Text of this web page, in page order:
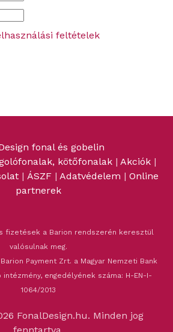
feltételek
fonal és gobelin
kötőfonalak| Akciók|
| ÁSZF | Adatvédelem | Online
partnerek
fizetések a Barion rendszerén keresztül
valósulnak meg.
Payment Zrt. a Magyar Nemzeti Bank
engedélyének száma: H-EN-I-
1064/2013
FonalDesign.hu. Minden jog